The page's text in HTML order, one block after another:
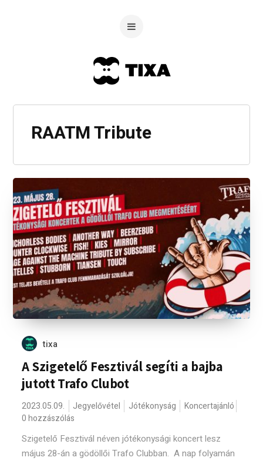
RAATM Tribute
tixa
A Szigetelő Fesztivál segíti a bajba
jutott Trafo Clubot
2023.05.09. Jegyelővétel Jótékonyság
Koncertajánló
0 hozzászólás
Szigetelő Fesztivál néven jótékonysági koncert lesz
május 28-án a gödöllői Trafo Clubban. A nap folyamán